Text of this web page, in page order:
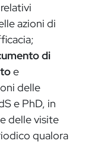
azioni di
di
e
delle
e PhD, in
delle visite
qualora